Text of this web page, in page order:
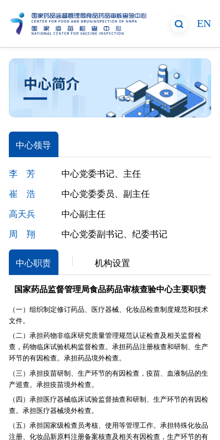
EN
中心领导
李 芳
中心党委书记、主任
崔 浩
中心党委委员、副主任
高天兵
中心副主任
周 翔
中心党委副书记、纪委书记
中心职责 机构设置
国家药品监督管理局食品药品审核查验中心主要职责
（一）组织制定修订药品、医疗器械、化妆品检查制度规范和技术
文件。
（二）承担药物非临床研究质量管理规范认证检查及相关监督检
查，药物临床试验机构监督检查。承担药品注册核查和研制、生产
环节的有因检查。承担药品境外检查。
（三）承担疫苗研制、生产环节的有因检查，疫苗、血液制品的生
产巡查。承担疫苗境外检查。
（四）承担医疗器械临床试验监督抽查和研制、生产环节的有因检
查。承担医疗器械境外检查。
（五）承担国家级检查员考核、使用等管理工作。承担特殊化妆品
注册、化妆品新原料注册备案核查及相关有因检查，生产环节的有